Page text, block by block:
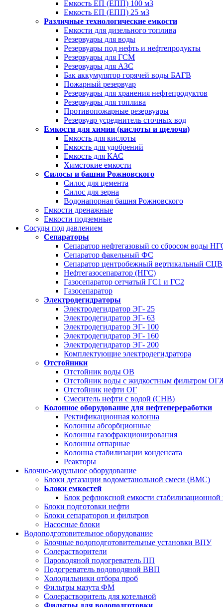
Емкость ЕП (ЕПП) 100 м3
Емкость ЕП (ЕПП) 25 м3
Различные технологические емкости
Емкости для дизельного топлива
Резервуары для воды
Резервуары под нефть и нефтепродукты
Резервуары для ГСМ
Резервуары для АЗС
Бак аккумулятор горячей воды БАГВ
Пожарный резервуар
Резервуары для хранения нефтепродуктов
Резервуары для топлива
Противопожарные резервуары
Резервуар усреднитель сточных вод
Емкости для химии (кислоты и щелочи)
Емкость для кислоты
Емкость для удобрений
Емкость для КАС
Химстокие емкости
Силосы и башни Рожновского
Силос для цемента
Силос для зерна
Водонапорная башня Рожновского
Емкости дренажные
Емкости подземные
Сосуды под давлением
Сепараторы
Сепаратор нефтегазовый со сбросом воды
Сепаратор факельный ФС
Сепаратор центробежный вертикальный СЦВ
Нефтегазосепаратор (НГС)
Газосепаратор сетчатый ГС1 и ГС2
Газосепаратор
Электродегидраторы
Электродегидратор ЭГ- 25
Электродегидратор ЭГ- 63
Электродегидратор ЭГ- 100
Электродегидратор ЭГ- 160
Электродегидратор ЭГ- 200
Комплектующие электродегидратора
Отстойники
Отстойник воды ОВ
Отстойник воды с жидкостным фильтром
Отстойник нефти ОГ
Смеситель нефти с водой (СНВ)
Колонное оборудование для нефтепереработки
Ректификационная колонна
Колонны абсорбционные
Колонны газофракционирования
Колонны отпарные
Колонна стабилизации конденсата
Реакторы
Блочно-модульное оборудование
Блоки дегазации водометанольной смеси (BMC)
Блоки емкостей
Блок рефлюксной емкости
Блоки подготовки нефти
Блоки сепараторов и фильтров
Насосные блоки
Водоподготовительное оборудование
Блочные водоподготовительные установки ВПУ
Солерастворители
Пароводяной подогреватель ПП
Подогреватель водоводяной ВВП
Холодильники отбора проб
Фильтры мазута ФМ
Солерастворитель для котельной
Фильтры для водоподготовки